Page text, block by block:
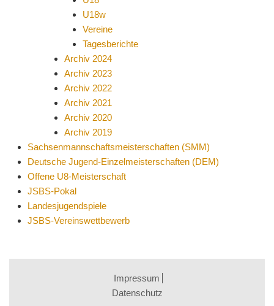
U18w
Vereine
Tagesberichte
Archiv 2024
Archiv 2023
Archiv 2022
Archiv 2021
Archiv 2020
Archiv 2019
Sachsenmannschaftsmeisterschaften (SMM)
Deutsche Jugend-Einzelmeisterschaften (DEM)
Offene U8-Meisterschaft
JSBS-Pokal
Landesjugendspiele
JSBS-Vereinswettbewerb
Impressum
Datenschutz